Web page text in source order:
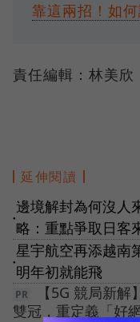
靠這兩招！如
責任編輯：林美欣
延伸閱讀
●
邊境解封為何沒人
略：重點爭取日客
●
星宇航空再添越南
明年初就能飛
【5G 競局新
雙冠，重定義「好網